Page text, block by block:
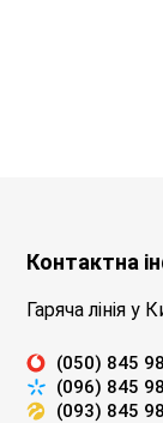
Контактна
Гаряча лінія у
(050) 845
(096) 845
(093) 845